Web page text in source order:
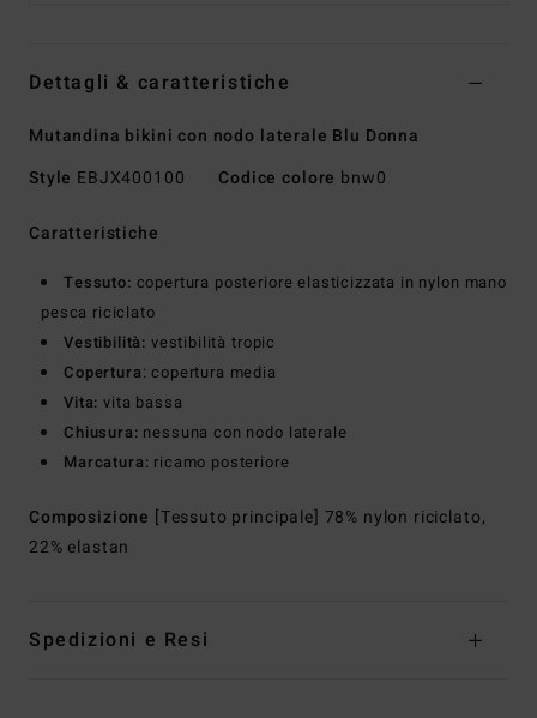
Dettagli & caratteristiche
Mutandina bikini con nodo laterale Blu Donna
Style EBJX400100 Codice colore bnw0
Caratteristiche
Tessuto: copertura posteriore elasticizzata in nylon mano
pesca riciclato
Vestibilità: vestibilità tropic
Copertura: copertura media
Vita: vita bassa
Chiusura: nessuna con nodo laterale
Marcatura: ricamo posteriore
Composizione [Tessuto principale] 78% nylon riciclato,
22% elastan
Spedizioni e Resi